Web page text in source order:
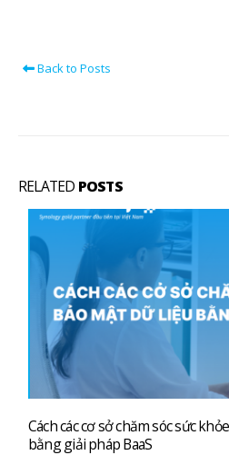
Back to Posts
RELATED POSTS
Cách các cơ sở chăm sóc sức
bằng giải pháp BaaS